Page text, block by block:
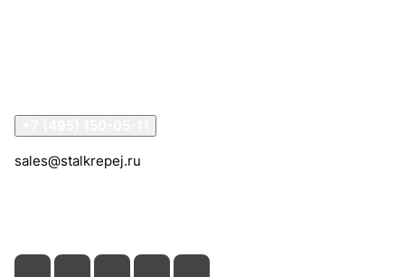
sales@stalkrepej.ru